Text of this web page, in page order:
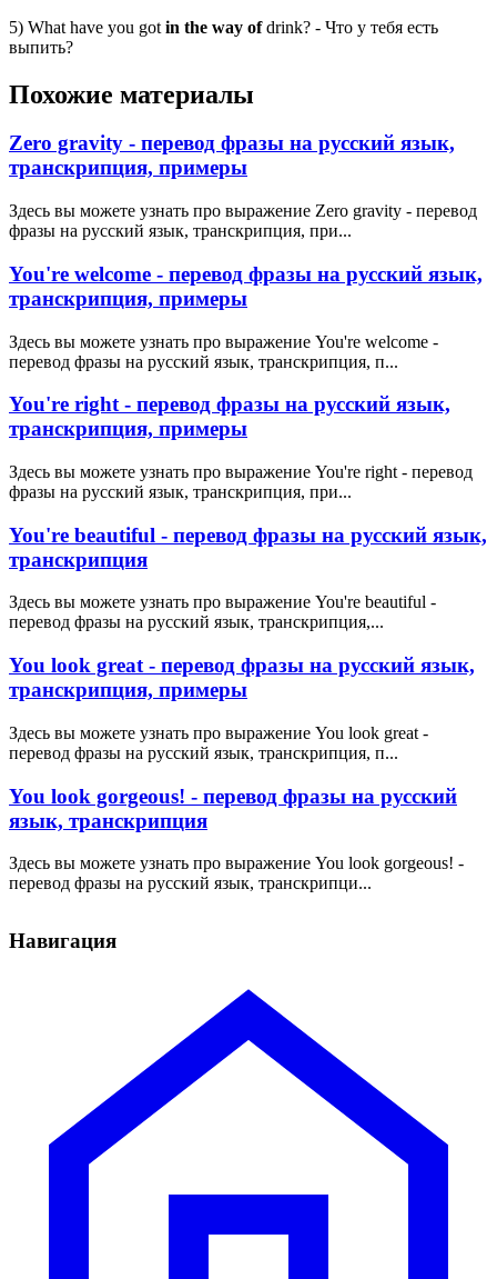
5) What have you got in the way ofdrink? - Что у тебя есть
выпить?
Похожие материалы
Zero gravity - перевод фразы на русский язык,
транскрипция, примеры
Здесь вы можете узнать про выражение Zero gravity - перевод
фразы на русский язык, транскрипция, при...
You're welcome - перевод фразы на русский язык,
транскрипция, примеры
Здесь вы можете узнать про выражение You're welcome -
перевод фразы на русский язык, транскрипция, п...
You're right - перевод фразы на русский язык,
транскрипция, примеры
Здесь вы можете узнать про выражение You're right - перевод
фразы на русский язык, транскрипция, при...
You're beautiful - перевод фразы на русский язык,
транскрипция
Здесь вы можете узнать про выражение You're beautiful -
перевод фразы на русский язык, транскрипция,...
You look great - перевод фразы на русский язык,
транскрипция, примеры
Здесь вы можете узнать про выражение You look great -
перевод фразы на русский язык, транскрипция, п...
You look gorgeous! - перевод фразы на русский
язык, транскрипция
Здесь вы можете узнать про выражение You look gorgeous! -
перевод фразы на русский язык, транскрипци...
Навигация